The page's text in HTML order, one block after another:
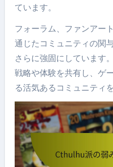
ています。
フォーラム、ファンアー
通じたコミュニティの関
さらに強固にしています
戦略や体験を共有し、ゲ
る活気あるコミュニティ